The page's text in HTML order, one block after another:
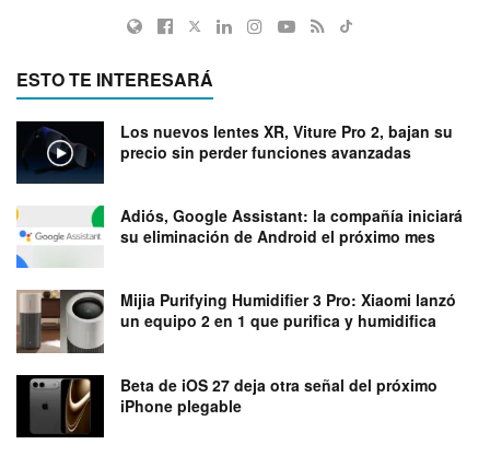
ESTO TE INTERESARÁ
Los nuevos lentes XR, Viture Pro 2, bajan su
precio sin perder funciones avanzadas
Adiós, Google Assistant: la compañía iniciará
su eliminación de Android el próximo mes
Mijia Purifying Humidifier 3 Pro: Xiaomi lanzó
un equipo 2 en 1 que purifica y humidifica
Beta de iOS 27 deja otra señal del próximo
iPhone plegable